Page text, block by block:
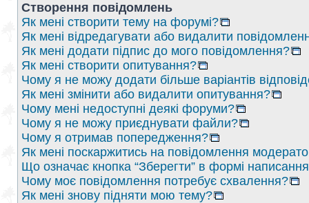
Створення повідомлень
Як мені створити тему на форумі?
Як мені відредагувати або видалити
Як мені додати підпис до мого повідомлення?
Як мені створити опитування?
Чому я не можу додати більше варіантів
Як мені змінити або видалити опитування?
Чому мені недоступні деякі форуми?
Чому я не можу приєднувати файли?
Чому я отримав попередження?
Як мені поскаржитись на повідомлення
Що означає кнопка “Зберегти” в формі
Чому моє повідомлення потребує схвалення?
Як мені знову підняти мою тему?